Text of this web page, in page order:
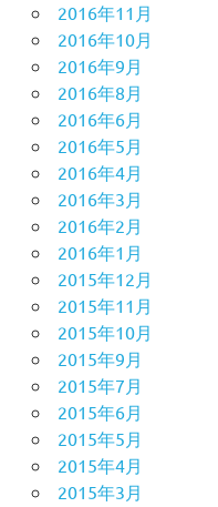
2016年11月
2016年10月
2016年9月
2016年8月
2016年6月
2016年5月
2016年4月
2016年3月
2016年2月
2016年1月
2015年12月
2015年11月
2015年10月
2015年9月
2015年7月
2015年6月
2015年5月
2015年4月
2015年3月